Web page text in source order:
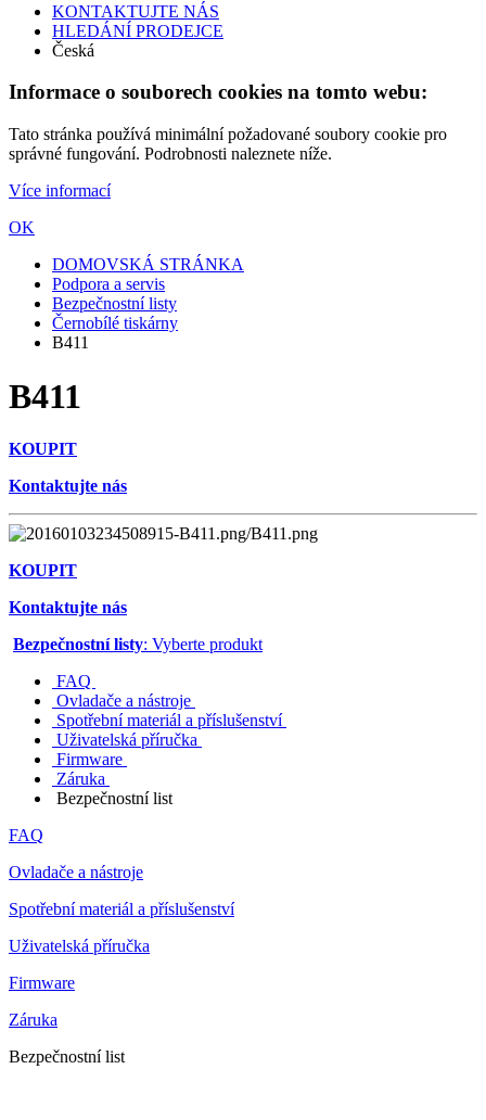
KONTAKTUJTE NÁS
HLEDÁNÍ PRODEJCE
Česká
Informace o souborech cookies na tomto webu:
Tato stránka používá minimální požadované soubory cookie pro
správné fungování. Podrobnosti naleznete níže.
Více informací
OK
DOMOVSKÁ STRÁNKA
Podpora a servis
Bezpečnostní listy
Černobílé tiskárny
B411
B411
KOUPIT
Kontaktujte nás
KOUPIT
Kontaktujte nás
Bezpečnostní listy: Vyberte produkt
FAQ
Ovladače a nástroje
Spotřební materiál a příslušenství
Uživatelská příručka
Firmware
Záruka
Bezpečnostní list
FAQ
Ovladače a nástroje
Spotřební materiál a příslušenství
Uživatelská příručka
Firmware
Záruka
Bezpečnostní list